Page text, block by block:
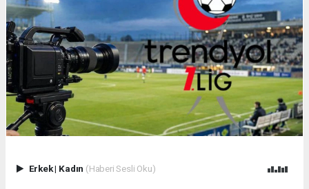
Erkek| Kadın (Haberi Sesli Oku)